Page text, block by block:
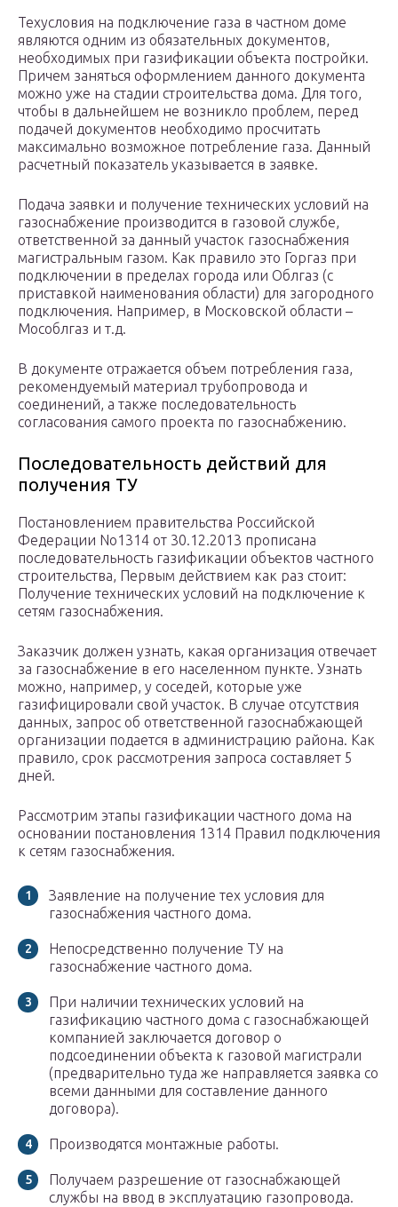
Техусловия на подключение газа в частном доме
являются одним из обязательных документов,
необходимых при газификации объекта постройки.
Причем заняться оформлением данного документа
можно уже на стадии строительства дома. Для того,
чтобы в дальнейшем не возникло проблем, перед
подачей документов необходимо просчитать
максимально возможное потребление газа. Данный
расчетный показатель указывается в заявке.
Подача заявки и получение технических условий на
газоснабжение производится в газовой службе,
ответственной за данный участок газоснабжения
магистральным газом. Как правило это Горгаз при
подключении в пределах города или Облгаз (с
приставкой наименования области) для загородного
подключения. Например, в Московской области –
Мособлгаз и т.д.
В документе отражается объем потребления газа,
рекомендуемый материал трубопровода и
соединений, а также последовательность
согласования самого проекта по газоснабжению.
Последовательность действий для
получения ТУ
Постановлением правительства Российской
Федерации No1314 от 30.12.2013 прописана
последовательность газификации объектов частного
строительства, Первым действием как раз стоит:
Получение технических условий на подключение к
сетям газоснабжения.
Заказчик должен узнать, какая организация отвечает
за газоснабжение в его населенном пункте. Узнать
можно, например, у соседей, которые уже
газифицировали свой участок. В случае отсутствия
данных, запрос об ответственной газоснабжающей
организации подается в администрацию района. Как
правило, срок рассмотрения запроса составляет 5
дней.
Рассмотрим этапы газификации частного дома на
основании постановления 1314 Правил подключения
к сетям газоснабжения.
Заявление на получение тех условия для
газоснабжения частного дома.
Непосредственно получение ТУ на
газоснабжение частного дома.
При наличии технических условий на
газификацию частного дома с газоснабжающей
компанией заключается договор о
подсоединении объекта к газовой магистрали
(предварительно туда же направляется заявка со
всеми данными для составление данного
договора).
Производятся монтажные работы.
Получаем разрешение от газоснабжающей
службы на ввод в эксплуатацию газопровода.